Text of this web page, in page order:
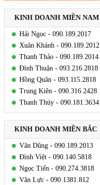
KINH DOANH MIỀN NAM
Hải Ngọc - 090.189.2017
Xuân Khánh - 090.189.2012
Thanh Thảo - 090.189.2014
Đình Thuận - 093.216.2818
Hồng Quân - 093.115.2818
Trung Kiên - 090.316.2428
Thanh Thúy - 090.181.3634
KINH DOANH MIỀN BẮC
Văn Dũng - 090.189.2013
Đình Việt - 090.140.5818
Ngọc Tiến - 090.274.3818
Văn Lực - 090.1381.812